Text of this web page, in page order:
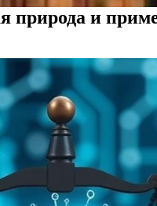
природа и